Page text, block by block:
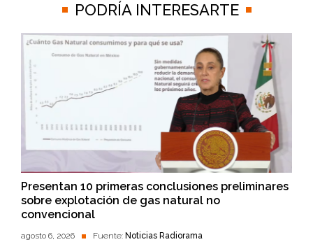
PODRÍA INTERESARTE
Presentan 10 primeras conclusiones preliminares
sobre explotación de gas natural no
convencional
agosto 6, 2026 Fuente: Noticias Radiorama